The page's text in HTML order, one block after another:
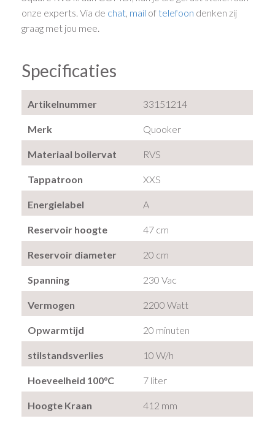
onze experts. Via de chat mail oftelefoon denken zij
graag met jou mee.
Specificaties
Artikelnummer 33151214
Merk Quooker
Materiaal boilervat RVS
Tappatroon XXS
Energielabel A
Reservoir hoogte 47 cm
Reservoir diameter 20 cm
Spanning 230 Vac
Vermogen 2200 Watt
Opwarmtijd 20 minuten
stilstandsverlies 10 W/h
Hoeveelheid 100°C 7 liter
Hoogte Kraan 412 mm